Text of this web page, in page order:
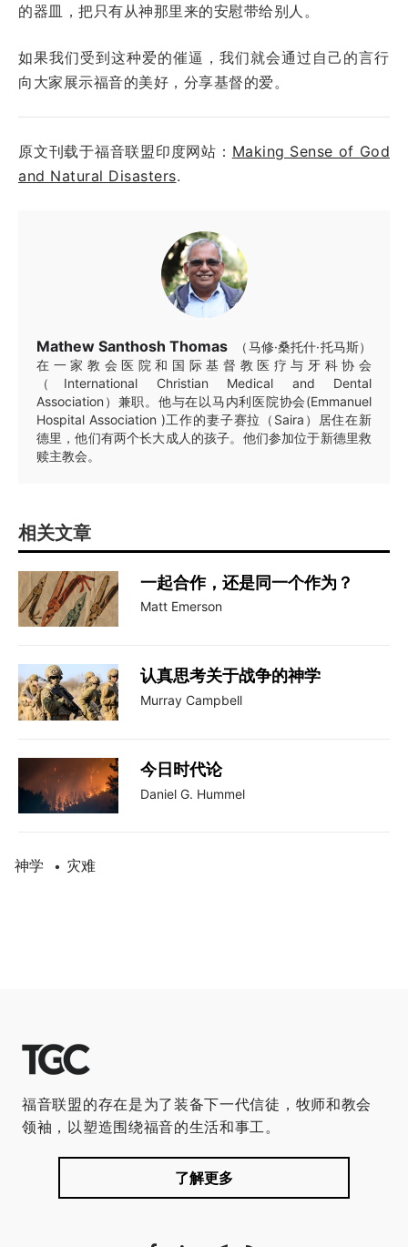
的器皿，把只有从神那里来的安慰带给别人。
如果我们受到这种爱的催逼，我们就会通过自己的言行
向大家展示福音的美好，分享基督的爱。
原文刊载于福音联盟印度网站： Making Sense of God
and Natural Disasters.
Mathew Santhosh Thomas
（马修·桑托什·托马斯）
在一家教会医院和国际基督教医疗与牙科协会
（International Christian Medical and Dental
Association）兼职。他与在以马内利医院协会(Emmanuel
Hospital Association )工作的妻子赛拉（Saira）居住在新
德里，他们有两个长大成人的孩子。他们参加位于新德里救
赎主教会。
相关文章
一起合作，还是同一个作为？
Matt Emerson
认真思考关于战争的神学
Murray Campbell
今日时代论
Daniel G. Hummel
神学 • 灾难
福音联盟的存在是为了装备下一代信徒，牧师和教会
领袖，以塑造围绕福音的生活和事工。
了解更多